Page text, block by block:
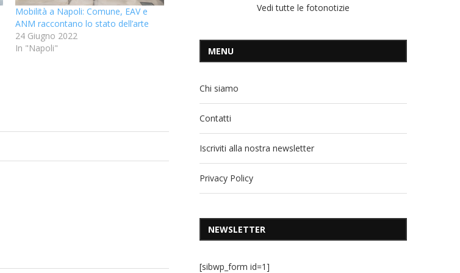
Mobilità a Napoli: Comune, EAV e
ANM raccontano lo stato dell’arte
24 Giugno 2022
In "Napoli"
Vedi tutte le fotonotizie
MENU
Chi siamo
Contatti
Iscriviti alla nostra newsletter
Privacy Policy
NEWSLETTER
[sibwp_form id=1]